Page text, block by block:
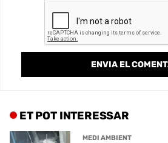
ET POT INTERESSAR
MEDI AMBIENT